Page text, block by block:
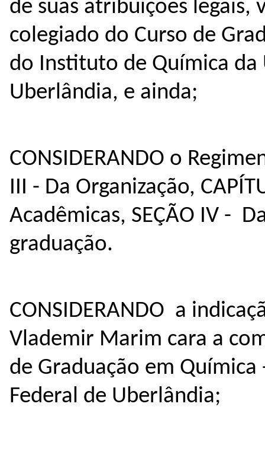
de suas atribuições legais,
colegiado do Curso de
do Instituto de Química da
Uberlândia, e ainda;
CONSIDERANDO o
III - Da Organização,
Acadêmicas, SEÇÃO IV -
graduação.
CONSIDERANDO a
Vlademir Marim cara a
de Graduação em
Federal de Uberlândia;